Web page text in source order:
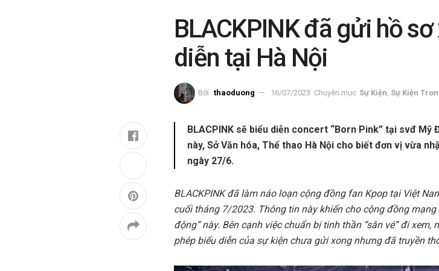
BLACKPINK đã gửi hồ
diễn tại Hà Nội
Bởi thaoduong 16/07/2023 Chuyên mục Sự Kiện, Sự Kiện
BLACPINK sẽ biểu diễn concert “Born Pink” tại svđ
này, Sở Văn hóa, Thể thao Hà Nội cho biết đơn vị vừa
ngày 27/6.
BLACKPINK đã làm náo loạn cộng đồng fan Kpop tại Việt
cuối tháng 7/2023. Thông tin này khiến cho cộng đồng
động” này. Bên cạnh việc chuẩn bị tinh thần “săn vé” đi
phép biểu diễn của sự kiện chưa gửi xong nhưng đã truyền